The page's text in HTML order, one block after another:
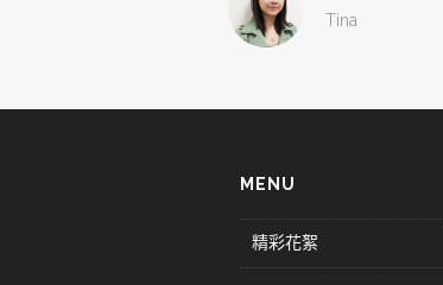
Tina
MENU
精彩花絮